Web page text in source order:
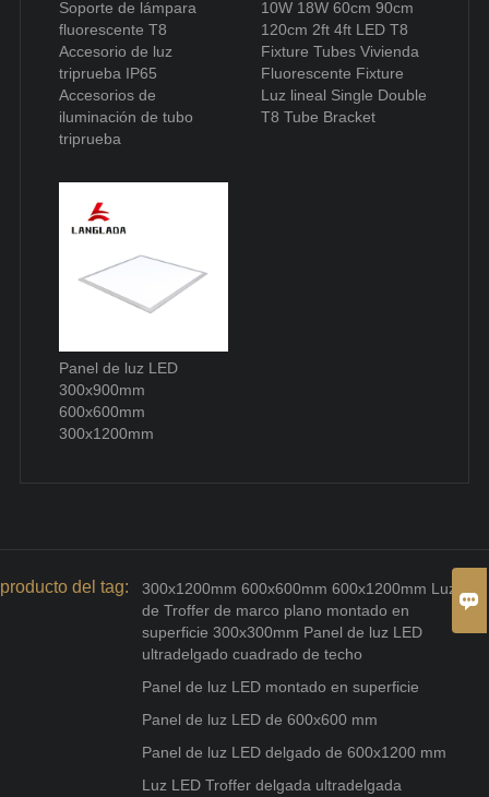
Soporte de lámpara
fluorescente T8
Accesorio de luz
triprueba IP65
Accesorios de
iluminación de tubo
triprueba
10W 18W 60cm 90cm
120cm 2ft 4ft LED T8
Fixture Tubes Vivienda
Fluorescente Fixture
Luz lineal Single Double
T8 Tube Bracket
Panel de luz LED
300x900mm
600x600mm
300x1200mm
producto del tag:
300x1200mm 600x600mm 600x1200mm Luz
de Troffer de marco plano montado en
superficie 300x300mm Panel de luz LED
ultradelgado cuadrado de techo
Panel de luz LED montado en superficie
Panel de luz LED de 600x600 mm
Panel de luz LED delgado de 600x1200 mm
Luz LED Troffer delgada ultradelgada
